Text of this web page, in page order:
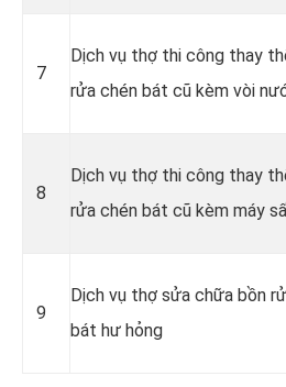
7
Dịch vụ thợ thi công thay
rửa chén bát cũ kèm vòi
8
Dịch vụ thợ thi công thay
rửa chén bát cũ kèm máy
9
Dịch vụ thợ sửa chữa bồn
bát hư hỏng